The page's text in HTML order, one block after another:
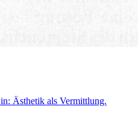
in: Ästhetik als Vermittlung.